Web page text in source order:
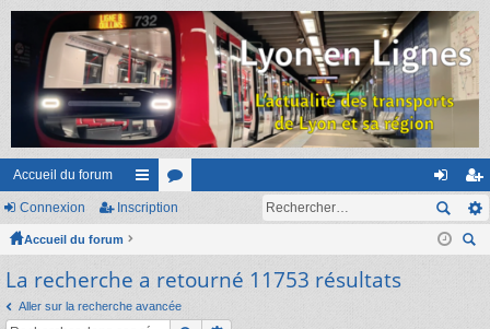
Accueil du forum
ac
ur
ci
or
m
s
on
ne
ns
cri
Connexion Inscription
Accueil du forum
La recherche a retourné 11753 résultats
Aller sur la recherche avancée